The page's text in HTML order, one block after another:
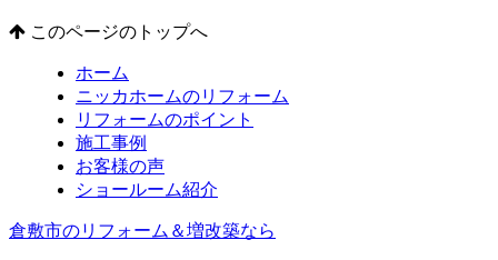
このページのトップへ
ホーム
ニッカホームのリフォーム
リフォームのポイント
施工事例
お客様の声
ショールーム紹介
倉敷市のリフォーム＆増改築なら